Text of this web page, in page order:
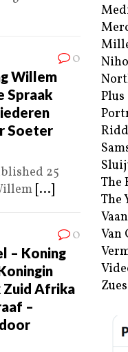
0
Willem
Spraak
Soeter
25
[...]
0
– Koning
Zuid Afrika
–
Plus
The
The
Van